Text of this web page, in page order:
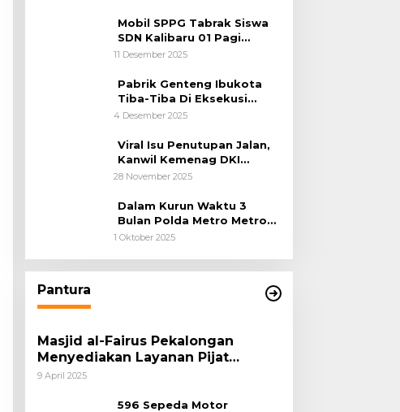
Mobil SPPG Tabrak Siswa
SDN Kalibaru 01 Pagi
Cilincing Jakarta Utara
11 Desember 2025
Pabrik Genteng Ibukota
Tiba-Tiba Di Eksekusi
Jurusita Pengadilan Negeri
Hukum Sejak Awal
4 Desember 2025
Viral Isu Penutupan Jalan,
Kanwil Kemenag DKI
Jakarta Luruskan Fakta
28 November 2025
Dalam Kurun Waktu 3
Bulan Polda Metro Metro
Ungkap 1,14 Ton Narkoba
1 Oktober 2025
Pantura
Masjid al-Fairus Pekalongan
Menyediakan Layanan Pijat
hingga Potong Rambut Gratis bagi
9 April 2025
596 Sepeda Motor